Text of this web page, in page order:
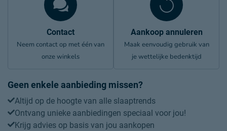
Contact
Neem contact op met één van
onze winkels
Aankoop annuleren
Maak eenvoudig gebruik van
je wettelijke bedenktijd
Geen enkele aanbieding missen?
Altijd op de hoogte van alle slaaptrends
Ontvang unieke aanbiedingen speciaal voor jou!
Krijg advies op basis van jou aankopen